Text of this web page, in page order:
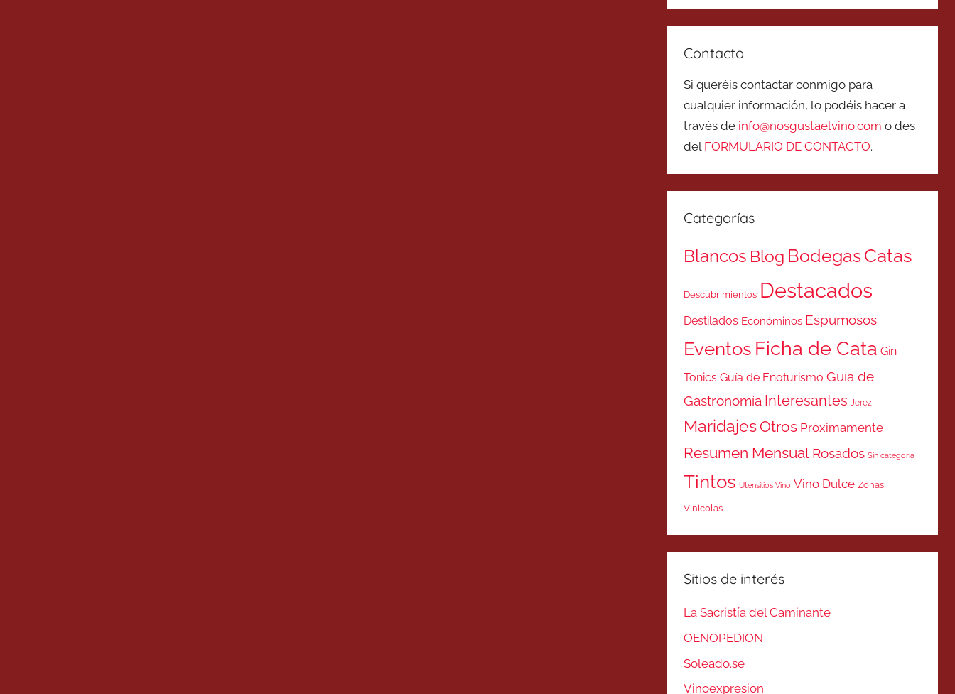
Contacto
Si queréis contactar conmigo para
cualquier información, lo podéis hacer a
través de info@nosgustaelvino.com o des
del FORMULARIO DE CONTACTO.
Categorías
Blancos Blog BodegasCatas
Descubrimientos Destacados
Destilados Económinos Espumosos
Eventos Ficha de Cata Gin
Tonics Guía de Enoturismo Guía de
Gastronomía Interesantes Jerez
MaridajesOtros Próximamente
Resumen Mensual Rosados Sin categoría
Tintos Utensilios Vino Vino Dulce Zonas
Vinicolas
Sitios de interés
La Sacristía del Caminante
OENOPEDION
Soleado.se
Vinoexpresion